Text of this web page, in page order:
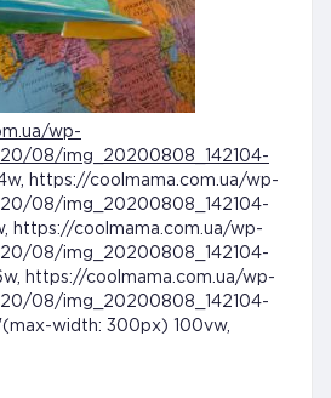
wp-
08/img_20200808_142104-
https://coolmama.com.ua/wp-
08/img_20200808_142104-
https://coolmama.com.ua/wp-
08/img_20200808_142104-
https://coolmama.com.ua/wp-
08/img_20200808_142104-
width: 300px) 100vw,